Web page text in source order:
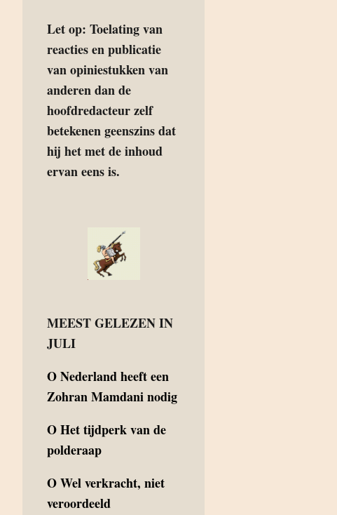
Let op: Toelating van
reacties en publicatie
van opiniestukken van
anderen dan de
hoofdredacteur zelf
betekenen geenszins dat
hij het met de inhoud
ervan eens is.
MEEST GELEZEN IN
JULI
ONederland heeft een
Zohran Mamdani nodig
OHet tijdperk van de
polderaap
OWel verkracht, niet
veroordeeld